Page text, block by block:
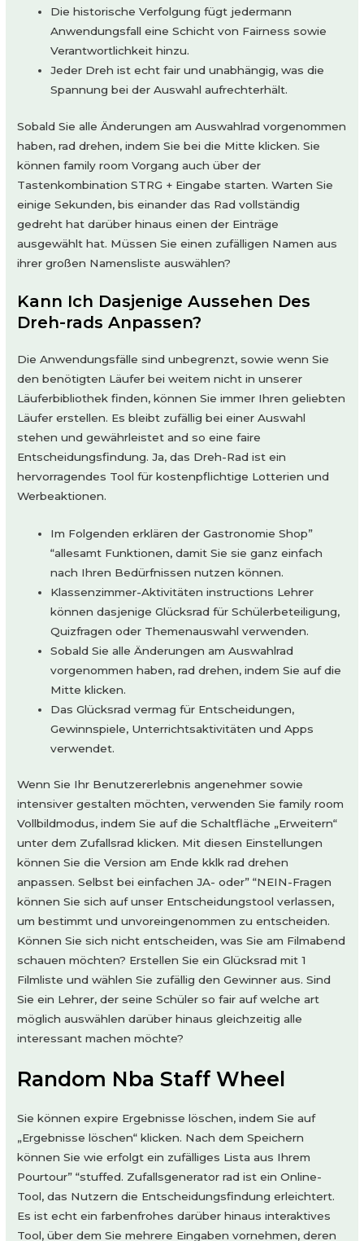
Die historische Verfolgung fügt jedermann
Anwendungsfall eine Schicht von Fairness sowie
Verantwortlichkeit hinzu.
Jeder Dreh ist echt fair und unabhängig, was die
Spannung bei der Auswahl aufrechterhält.
Sobald Sie alle Änderungen am Auswahlrad vorgenommen
haben, rad drehen, indem Sie bei die Mitte klicken. Sie
können family room Vorgang auch über der
Tastenkombination STRG + Eingabe starten. Warten Sie
einige Sekunden, bis einander das Rad vollständig
gedreht hat darüber hinaus einen der Einträge
ausgewählt hat. Müssen Sie einen zufälligen Namen aus
ihrer großen Namensliste auswählen?
Kann Ich Dasjenige Aussehen Des
Dreh-rads Anpassen?
Die Anwendungsfälle sind unbegrenzt, sowie wenn Sie
den benötigten Läufer bei weitem nicht in unserer
Läuferbibliothek finden, können Sie immer Ihren geliebten
Läufer erstellen. Es bleibt zufällig bei einer Auswahl
stehen und gewährleistet and so eine faire
Entscheidungsfindung. Ja, das Dreh-Rad ist ein
hervorragendes Tool für kostenpflichtige Lotterien und
Werbeaktionen.
Im Folgenden erklären der Gastronomie Shop”
“allesamt Funktionen, damit Sie sie ganz einfach
nach Ihren Bedürfnissen nutzen können.
Klassenzimmer-Aktivitäten instructions Lehrer
können dasjenige Glücksrad für Schülerbeteiligung,
Quizfragen oder Themenauswahl verwenden.
Sobald Sie alle Änderungen am Auswahlrad
vorgenommen haben, rad drehen, indem Sie auf die
Mitte klicken.
Das Glücksrad vermag für Entscheidungen,
Gewinnspiele, Unterrichtsaktivitäten und Apps
verwendet.
Wenn Sie Ihr Benutzererlebnis angenehmer sowie
intensiver gestalten möchten, verwenden Sie family room
Vollbildmodus, indem Sie auf die Schaltfläche „Erweitern“
unter dem Zufallsrad klicken. Mit diesen Einstellungen
können Sie die Version am Ende kklk rad drehen
anpassen. Selbst bei einfachen JA- oder” “NEIN-Fragen
können Sie sich auf unser Entscheidungstool verlassen,
um bestimmt und unvoreingenommen zu entscheiden.
Können Sie sich nicht entscheiden, was Sie am Filmabend
schauen möchten? Erstellen Sie ein Glücksrad mit 1
Filmliste und wählen Sie zufällig den Gewinner aus. Sind
Sie ein Lehrer, der seine Schüler so fair auf welche art
möglich auswählen darüber hinaus gleichzeitig alle
interessant machen möchte?
Random Nba Staff Wheel
Sie können expire Ergebnisse löschen, indem Sie auf
„Ergebnisse löschen“ klicken. Nach dem Speichern
können Sie wie erfolgt ein zufälliges Lista aus Ihrem
Pourtour” “stuffed. Zufallsgenerator rad ist ein Online-
Tool, das Nutzern die Entscheidungsfindung erleichtert.
Es ist echt ein farbenfrohes darüber hinaus interaktives
Tool, über dem Sie mehrere Eingaben vornehmen, deren